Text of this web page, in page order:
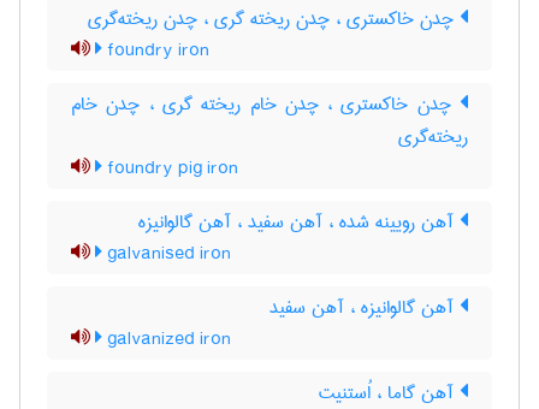
چدن خاکستری ، چدن ریخته گری ، چدن ریخته‌گری
foundry iron
چدن خاکستری ، چدن خام ریخته گری ، چدن خام
ریخته‌گری
foundry pig iron
آهن رویینه شده ، آهن سفید ، آهن گالوانیزه
galvanised iron
آهن گالوانیزه ، آهن سفید
galvanized iron
آهن گاما ، اُستنیت